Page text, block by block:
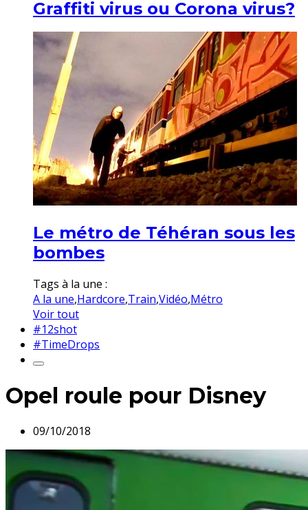
Graffiti virus ou Corona virus?
Le métro de Téhéran sous les
bombes
Tags à la une :
A la une,Hardcore,Train,Vidéo,Métro
Voir tout
#12shot
#TimeDrops
Opel roule pour Disney
09/10/2018